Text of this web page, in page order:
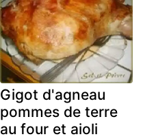
Gigot d'agneau
pommes de terre
au four et aioli